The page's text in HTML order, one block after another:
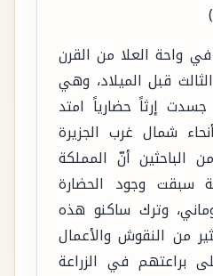
واحة العلا من القرن
قبل الميلاد، وهي
إرثاً حضارياً امتد
شمال غرب الجزيرة
من الباحثين أنّ المملكة
سبقت وجود الحضارة
وترك ساكنو هذه
من النقوش والأعمال
براعتهم في الزراعة